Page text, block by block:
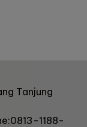
Tanjung
1188-